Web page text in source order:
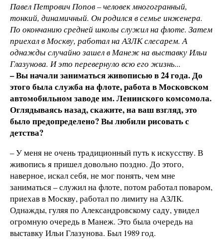
Павел Петрович Попов – человек многогранный,
тонкий, динамичный. Он родился в семье инженера.
По окончанию средней школы служил на флоте. Затем
приехал в Москву, работал на АЗЛК слесарем. А
однажды случайно зашел в Манеж на выставку Ильи
Глазунова. И это перевернуло всю его жизнь...
– Вы начали заниматься живописью в 24 года. До
этого была служба на флоте, работа в Московском
автомобильном заводе им. Ленинского комсомола.
Оглядываясь назад, скажите, на ваш взгляд, это
было предопределено? Вы любили рисовать с
детства?
– У меня не очень традиционный путь к искусству. В
живопись я пришел довольно поздно. До этого,
наверное, искал себя, не мог понять, чем мне
заниматься – служил на флоте, потом работал поваром,
приехав в Москву, работал по лимиту на АЗЛК.
Однажды, гуляя по Александровскому саду, увидел
огромную очередь в Манеж. Это была очередь на
выставку Ильи Глазунова. Был 1989 год.